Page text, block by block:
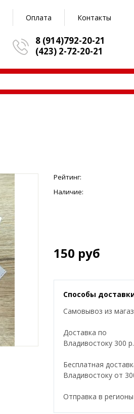
Оплата Контакты
8 (914)792-20-21
(423) 2-72-20-21
Рейтинг:
Наличие:
150 руб
Способы
Самовывоз из
Доставка по
Владивостоку 300 р.
Бесплатная
Владивостоку от
Отправка в регионы